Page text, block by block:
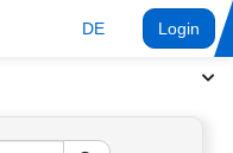
DE Login